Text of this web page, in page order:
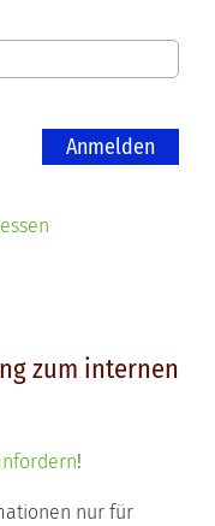
zum internen
!
nur für